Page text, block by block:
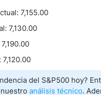
7,155.00
7,130.00
del S&P500 hoy?
análisis técnico.